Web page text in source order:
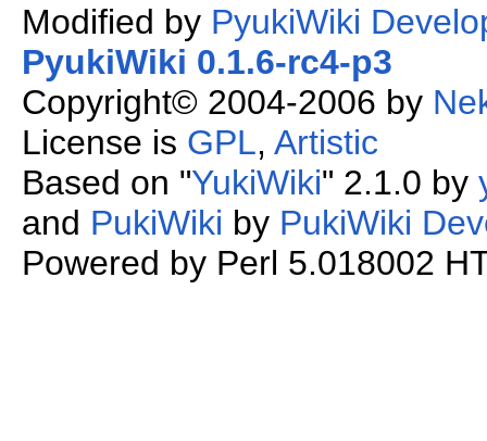
Modified by PyukiWiki
PyukiWiki 0.1.6-rc4-p3
Copyright© 2004-2006 by
License is GPL, Artistic
Based on "YukiWiki" 2.1.0 by
and PukiWiki by PukiWiki
Powered by Perl 5.018002